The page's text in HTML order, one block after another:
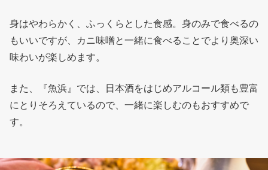
身はやわらかく、ふっくらとした食感。身のみで食べるの
もいいですが、カニ味噌と一緒に食べることでより奥深い
味わいが楽しめます。
また、『魚浜』では、日本酒をはじめアルコール類も豊富
にとりそろえているので、一緒に楽しむのもおすすめで
す。